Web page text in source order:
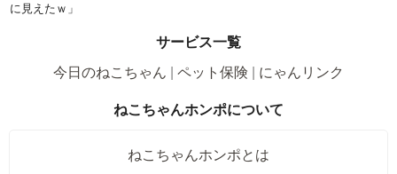
に見えたｗ」
サービス一覧
今日のねこちゃん
ペット保険 にゃんリンク
ねこちゃんホンポについて
ねこちゃんホンポとは